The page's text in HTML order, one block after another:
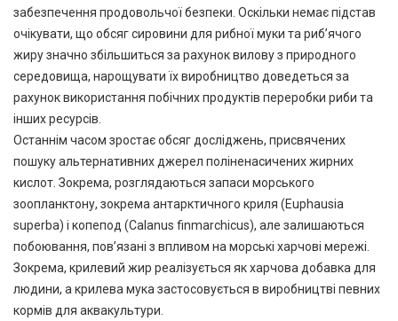
забезпечення продовольчої безпеки. Оскільки немає підстав
очікувати, що обсяг сировини для рибної муки та риб’ячого
жиру значно збільшиться за рахунок вилову з природного
середовища, нарощувати їх виробництво доведеться за
рахунок використання побічних продуктів переробки риби та
інших ресурсів.
Останнім часом зростає обсяг досліджень, присвячених
пошуку альтернативних джерел поліненасичених жирних
кислот. Зокрема, розглядаються запаси морського
зоопланктону, зокрема антарктичного криля (Euphausia
superba) і копепод (Calanus finmarchicus), але залишаються
побоювання, пов’язані з впливом на морські харчові мережі.
Зокрема, крилевий жир реалізується як харчова добавка для
людини, а крилева мука застосовується в виробництві певних
кормів для аквакультури.